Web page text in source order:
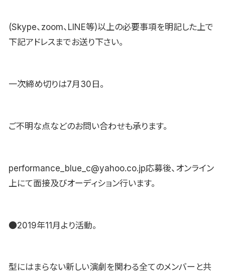
(Skype、zoom、LINE等)以上の必要事項を明記した上で
下記アドレスまでお送り下さい。
一次締め切りは7月30日。
ご不明な点などのお問い合わせも承ります。
performance_blue_c@yahoo.co.jp応募後、オンライン
上にて面接及びオーディション行います。
●2019年11月より活動。
型にはまらない新しい演劇を関わる全てのメンバーと共